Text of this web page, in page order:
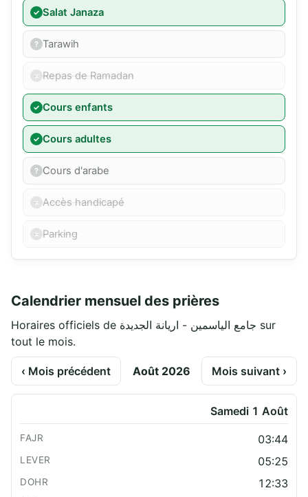
Salat Janaza
Tarawih
Repas de Ramadan
Cours enfants
Cours adultes
Cours d'arabe
Accès handicapé
Parking
Calendrier mensuel des prières
Horaires officiels de جامع الياسمين - اريانة الجديدة sur
tout le mois.
‹ Mois précédent Août 2026 Mois suivant ›
Samedi 1 Août
03:44
05:25
12:33